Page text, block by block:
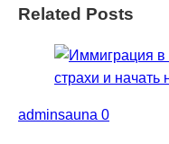
Related Posts
adminsauna 0